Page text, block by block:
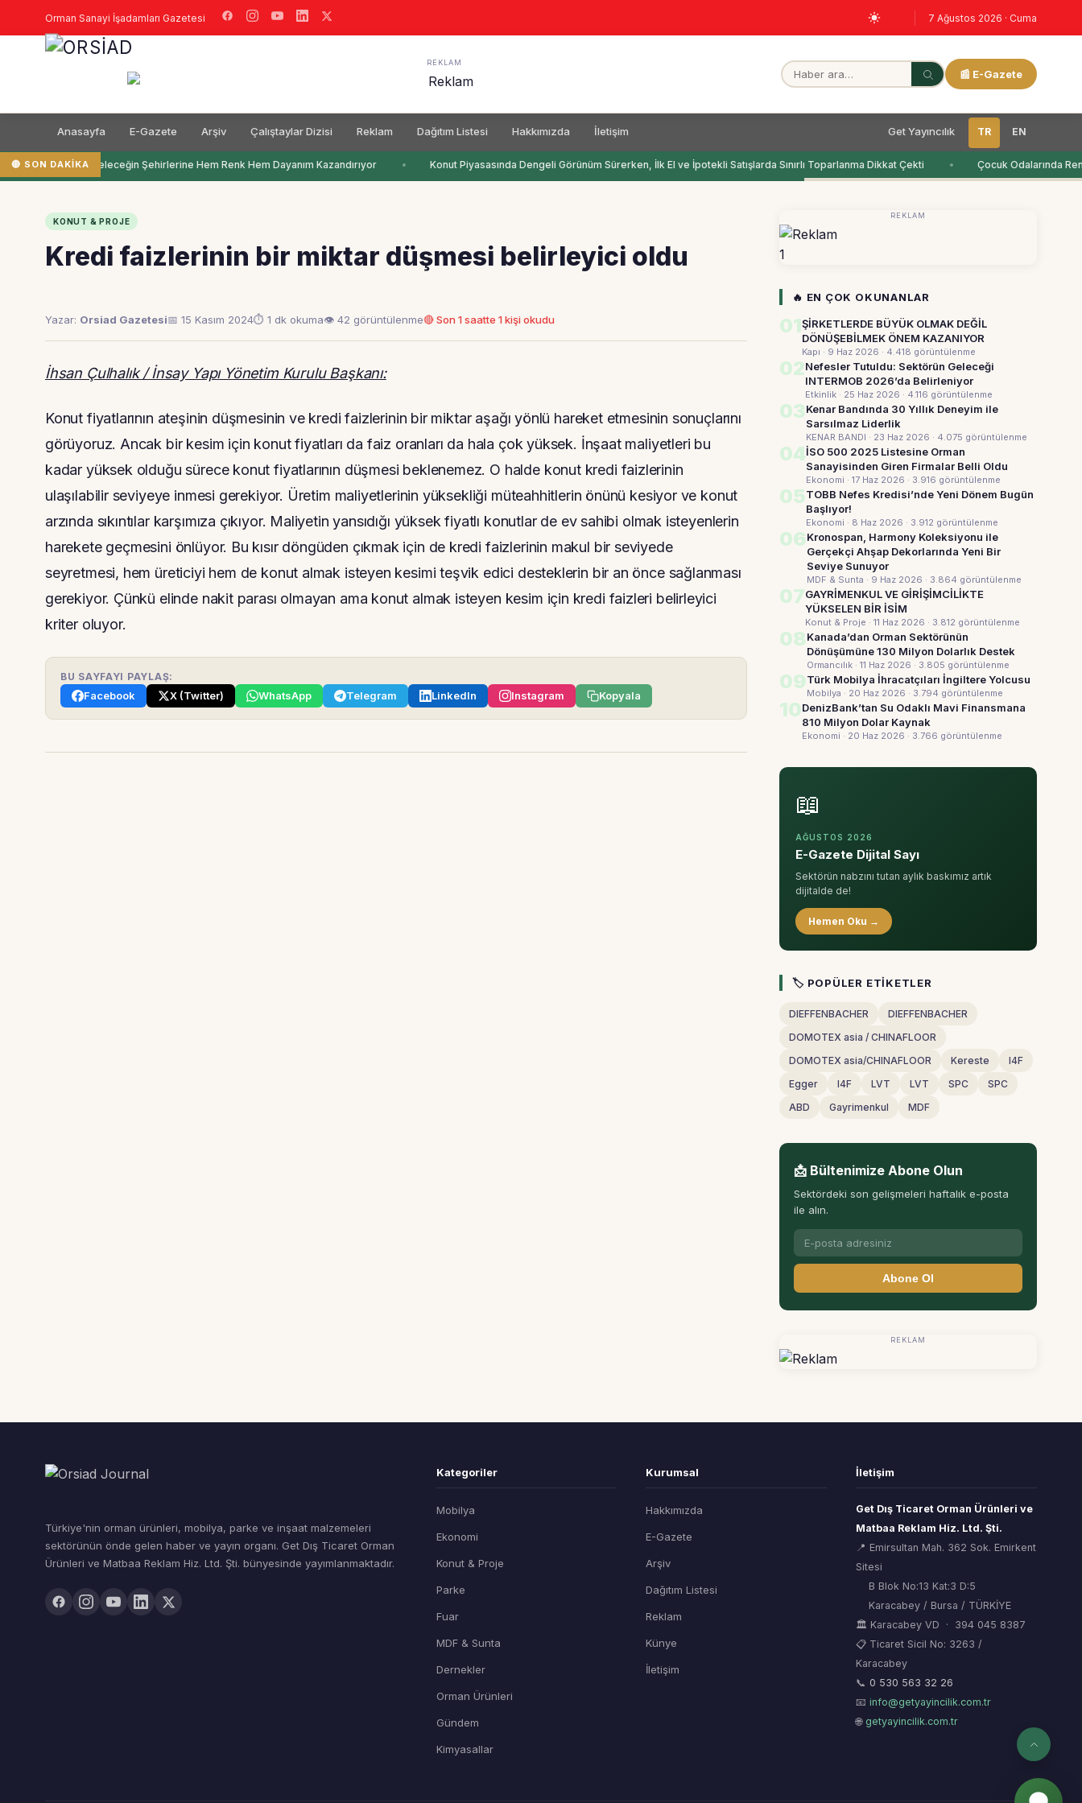
Orman Sanayi İşadamları Gazetesi 7 Ağustos 2026 · Cuma
REKLAM
📰 E-Gazete
Anasayfa E-Gazete Arşiv Çalıştaylar Dizisi Reklam Dağıtım Listesi Hakkımızda İletişim Get Yayıncılık TR EN
🔴 SON DAKIKA
Filli Boya Geleceğin Şehirlerine Hem Renk Hem Dayanım Kazandırıyor Konut Piyasasında Dengeli Görünüm Sürerken, İlk El ve İpotekli Satışlarda Sınırlı Toparlanma Dikkat Çekti Çocuk Odalarında
KONUT & PROJE
Kredi faizlerinin bir miktar düşmesi belirleyici oldu
Yazar: Orsiad Gazetesi📅 15 Kasım 2024⏱ 1 dk okuma👁 42 görüntülenme🔴 Son 1 saatte 1 kişi okudu
İhsan Çulhalık / İnsay Yapı Yönetim Kurulu Başkanı:
Konut fiyatlarının ateşinin düşmesinin ve kredi faizlerinin bir miktar aşağı yönlü hareket etmesinin sonuçlarını
görüyoruz. Ancak bir kesim için konut fiyatları da faiz oranları da hala çok yüksek. İnşaat maliyetleri bu
kadar yüksek olduğu sürece konut fiyatlarının düşmesi beklenemez. O halde konut kredi faizlerinin
ulaşılabilir seviyeye inmesi gerekiyor. Üretim maliyetlerinin yüksekliği müteahhitlerin önünü kesiyor ve konut
arzında sıkıntılar karşımıza çıkıyor. Maliyetin yansıdığı yüksek fiyatlı konutlar de ev sahibi olmak isteyenlerin
harekete geçmesini önlüyor. Bu kısır döngüden çıkmak için de kredi faizlerinin makul bir seviyede
seyretmesi, hem üreticiyi hem de konut almak isteyen kesimi teşvik edici desteklerin bir an önce sağlanması
gerekiyor. Çünkü elinde nakit parası olmayan ama konut almak isteyen kesim için kredi faizleri belirleyici
kriter oluyor.
BU SAYFAYI PAYLAŞ:
Facebook X (Twitter) WhatsApp Telegram LinkedIn Instagram Kopyala
REKLAM
1
🔥 EN ÇOK OKUNANLAR
01ŞİRKETLERDE BÜYÜK OLMAK DEĞİL
DÖNÜŞEBİLMEK ÖNEM KAZANIYOR
Kapı · 9 Haz 2026 · 4.418 görüntülenme
02Nefesler Tutuldu: Sektörün Geleceği
INTERMOB 2026’da Belirleniyor
Etkinlik · 25 Haz 2026 · 4.116 görüntülenme
03Kenar Bandında 30 Yıllık Deneyim ile
Sarsılmaz Liderlik
KENAR BANDI · 23 Haz 2026 · 4.075 görüntülenme
04İSO 500 2025 Listesine Orman
Sanayisinden Giren Firmalar Belli Oldu
Ekonomi · 17 Haz 2026 · 3.916 görüntülenme
05TOBB Nefes Kredisi’nde Yeni Dönem Bugün
Başlıyor!
Ekonomi · 8 Haz 2026 · 3.912 görüntülenme
06Kronospan, Harmony Koleksiyonu ile
Gerçekçi Ahşap Dekorlarında Yeni Bir
Seviye Sunuyor
MDF & Sunta · 9 Haz 2026 · 3.864 görüntülenme
07GAYRİMENKUL VE GİRİŞİMCİLİKTE
YÜKSELEN BİR İSİM
Konut & Proje · 11 Haz 2026 · 3.812 görüntülenme
08Kanada’dan Orman Sektörünün
Dönüşümüne 130 Milyon Dolarlık Destek
Ormancılık · 11 Haz 2026 · 3.805 görüntülenme
09Türk Mobilya İhracatçıları İngiltere Yolcusu
Mobilya · 20 Haz 2026 · 3.794 görüntülenme
10DenizBank’tan Su Odaklı Mavi Finansmana
810 Milyon Dolar Kaynak
Ekonomi · 20 Haz 2026 · 3.766 görüntülenme
📖
AĞUSTOS 2026
E-Gazete Dijital Sayı
Sektörün nabzını tutan aylık baskımız artık
dijitalde de!
Hemen Oku →
🏷 POPÜLER ETIKETLER
DIEFFENBACHER
DIEFFENBACHER
DOMOTEX asia / CHINAFLOOR
DOMOTEX asia/CHINAFLOOR
Kereste
I4F
Egger
I4F LVT LVT SPC
SPC
ABD
Gayrimenkul MDF
📩 Bültenimize Abone Olun
Sektördeki son gelişmeleri haftalık e-posta
ile alın.
Abone Ol
REKLAM
Türkiye'nin orman ürünleri, mobilya, parke ve inşaat malzemeleri
sektörünün önde gelen haber ve yayın organı. Get Dış Ticaret Orman
Ürünleri ve Matbaa Reklam Hiz. Ltd. Şti. bünyesinde yayımlanmaktadır.
Kategoriler
Mobilya
Ekonomi
Konut & Proje
Parke
Fuar
MDF & Sunta
Dernekler
Orman Ürünleri
Gündem
Kimyasallar
Kurumsal
Hakkımızda
E-Gazete
Arşiv
Dağıtım Listesi
Reklam
Künye
İletişim
İletişim
Get Dış Ticaret Orman Ürünleri ve
Matbaa Reklam Hiz. Ltd. Şti.
📍 Emirsultan Mah. 362 Sok. Emirkent
Sitesi
B Blok No:13 Kat:3 D:5
Karacabey / Bursa / TÜRKİYE
🏛 Karacabey VD · 394 045 8387
📋 Ticaret Sicil No: 3263 /
Karacabey
📞 0 530 563 32 26
📧info@getyayincilik.com.tr
🌐 getyayincilik.com.tr
ORSİAD AI
Sektörel Hafıza Asistanı